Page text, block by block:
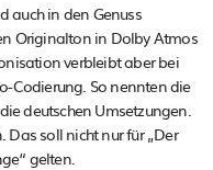
auch in den Genuss
Originalton in Dolby Atmos
verbleibt aber bei
Codierung. So nennten die
deutschen Umsetzungen.
Das soll nicht nur für „Der
gelten.